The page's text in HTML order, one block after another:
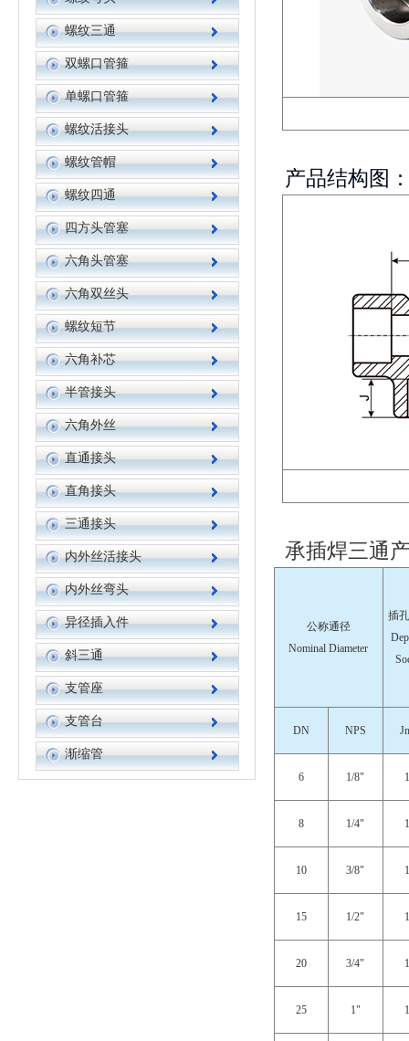
螺纹三通
双螺口管箍
单螺口管箍
螺纹活接头
螺纹管帽
螺纹四通
四方头管塞
六角头管塞
六角双丝头
螺纹短节
六角补芯
半管接头
六角外丝
直通接头
直角接头
三通接头
内外丝活接头
内外丝弯头
异径插入件
斜三通
支管座
支管台
渐缩管
产品结构图
承插焊三通
公称通径
Nominal Diameter
插
DN NPS
6 1/8"
8 1/4"
10 3/8"
15 1/2"
20 3/4"
25 1"